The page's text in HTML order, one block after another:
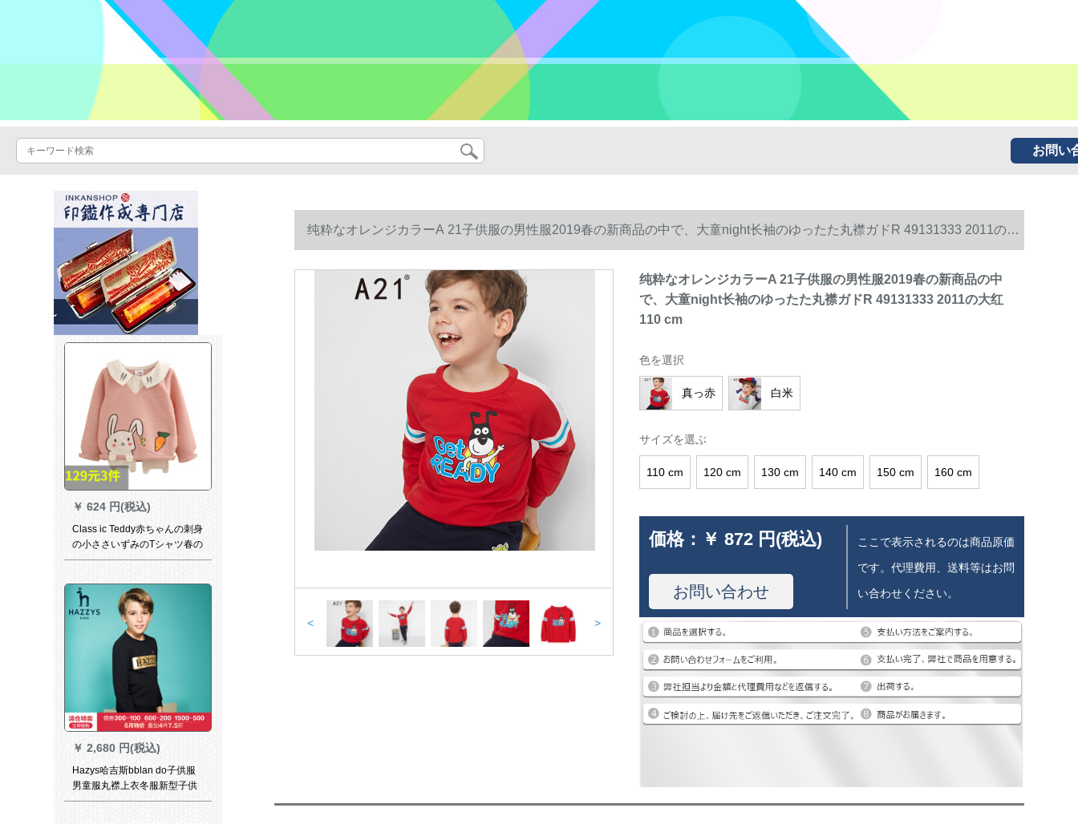
お問い
￥ 624 円(税込)
Class ic Teddy赤ちゃんの刺身
の小ささいずみのTシャツ春の
服の新型の女の子供服の子供
8562ピンクの100 cm
￥ 2,680 円(税込)
Hazys哈吉斯bblan do子供服
男童服丸襟上衣冬服新型子供
服カバー頭男服一体ダウン長
纯粋なオレンジカラーA 21子供服の男性服2019春の新商品の中で、大童night长袖のゆったた丸襟ガドR 49131333 2011の大
红110 cm
< >
纯粋なオレンジカラーA 21子供服の男性服2019春の新商品の中
で、大童night长袖のゆったた丸襟ガドR 49131333 2011の大红
110 cm
色を選択
真っ赤 白米
サイズを選ぶ
110 cm 120 cm 130 cm 140 cm 150 cm 160 cm
価格： ￥ 872 円(税込)
お問い合わせ
ここで表示されるのは商品原価
です。代理費用、送料等はお問
い合わせください。